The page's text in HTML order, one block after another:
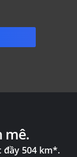
mê.
đầy 504 km*.